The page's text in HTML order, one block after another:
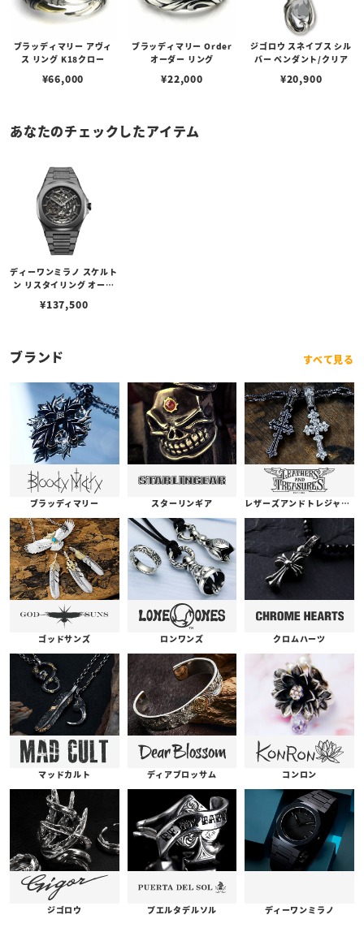
ブラッディマリー アヴィ
ス リング K18クロー
¥66,000
ブラッディマリー Order
オーダー リング
¥22,000
ジゴロウ スネイプス シル
バー ペンダント/クリア
¥20,900
あなたのチェックしたアイテム
ディーワンミラノ スケルト
ン リスタイリング オート
¥137,500
ブランド すべて見る
ブラッディマリー スターリンギア レザーズアンドトレジャーズ
ゴッドサンズ ロンワンズ クロムハーツ
マッドカルト ディアブロッサム コンロン
ジゴロウ プエルタデルソル ディーワンミラノ